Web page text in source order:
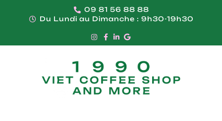
09 81 56 88 88
Du Lundi au Dimanche : 9h30-19h30